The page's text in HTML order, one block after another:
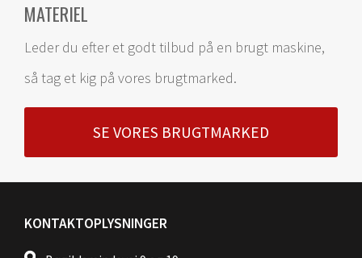
MATERIEL
Leder du efter et godt tilbud på en brugt maskine,
så tag et kig på vores brugtmarked.
SE VORES BRUGTMARKED
KONTAKTOPLYSNINGER